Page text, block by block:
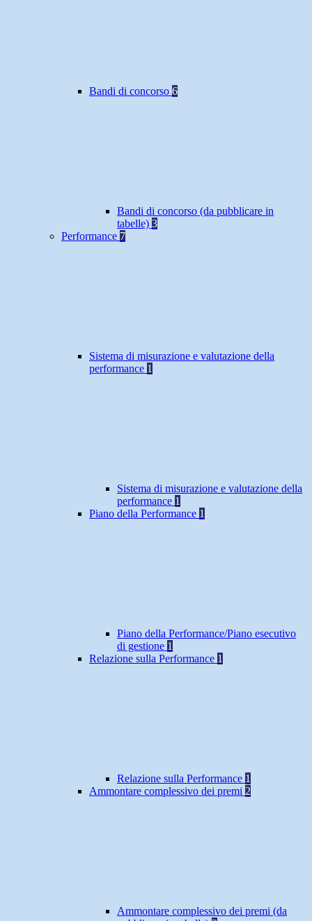
Bandi di concorso 6
Bandi di concorso (da pubblicare in
tabelle) 3
Performance 7
Sistema di misurazione e valutazione della
performance 1
Sistema di misurazione e valutazione della
performance 1
Piano della Performance 1
Piano della Performance/Piano esecutivo
di gestione 1
Relazione sulla Performance 1
Relazione sulla Performance 1
Ammontare complessivo dei premi 2
Ammontare complessivo dei premi (da